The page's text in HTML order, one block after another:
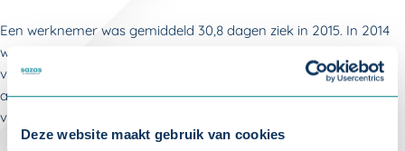
Deze website maakt gebruik van cookies
Een werknemer was gemiddeld 30,8 dagen ziek in 2015. In 2014
was dat 32,6. Tijdig handelen bij verzuim blijft belangrijk en
vergroot de kans op succesvolle terugkeer naar werk. De
aanpak in de eerste weken is doorslaggevend. En daarmee
voorkomt u dat verzuim uitmondt in langdurig verzuim.